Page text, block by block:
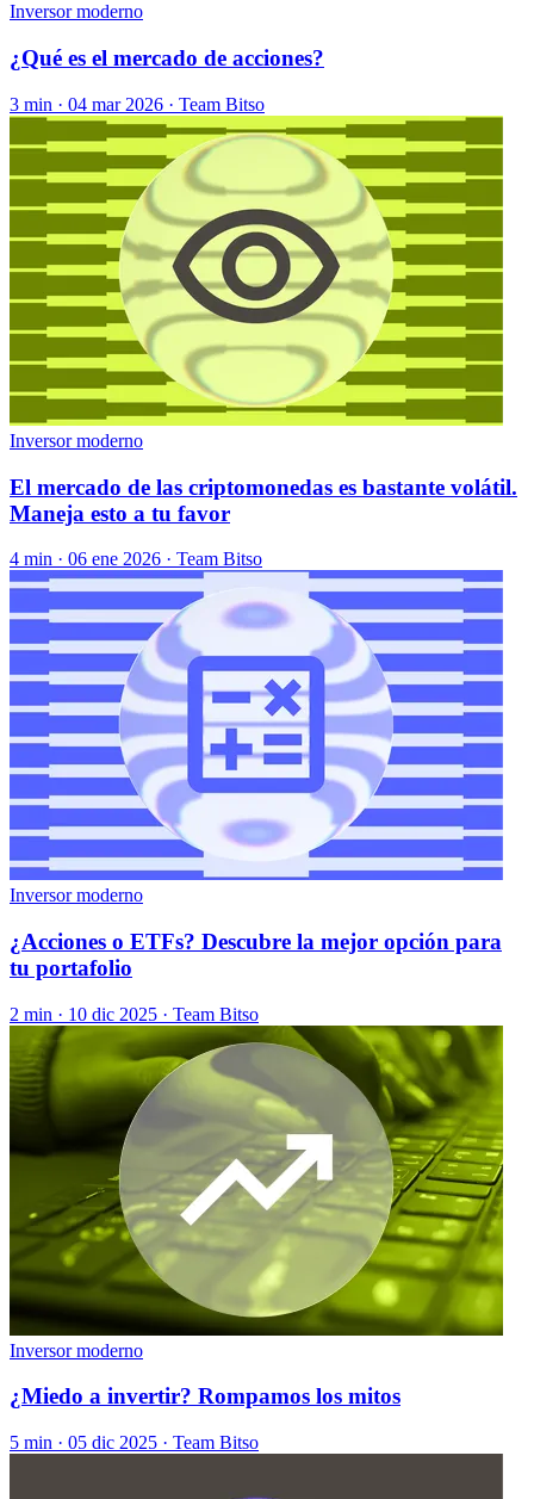
Inversor moderno
¿Qué es el mercado de acciones?
3 min · 04 mar 2026 · Team Bitso
Inversor moderno
El mercado de las criptomonedas es bastante volátil.
Maneja esto a tu favor
4 min · 06 ene 2026 · Team Bitso
Inversor moderno
¿Acciones o ETFs? Descubre la mejor opción para
tu portafolio
2 min · 10 dic 2025 · Team Bitso
Inversor moderno
¿Miedo a invertir? Rompamos los mitos
5 min · 05 dic 2025 · Team Bitso